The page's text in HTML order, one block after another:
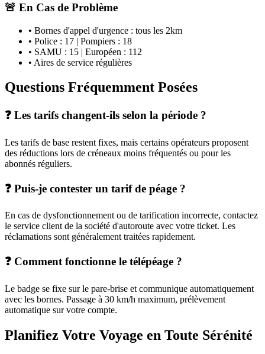
🚨 En Cas de Problème
• Bornes d'appel d'urgence : tous les 2km
• Police : 17 | Pompiers : 18
• SAMU : 15 | Européen : 112
• Aires de service régulières
Questions Fréquemment Posées
❓ Les tarifs changent-ils selon la période ?
Les tarifs de base restent fixes, mais certains opérateurs proposent
des réductions lors de créneaux moins fréquentés ou pour les
abonnés réguliers.
❓ Puis-je contester un tarif de péage ?
En cas de dysfonctionnement ou de tarification incorrecte, contactez
le service client de la société d'autoroute avec votre ticket. Les
réclamations sont généralement traitées rapidement.
❓ Comment fonctionne le télépéage ?
Le badge se fixe sur le pare-brise et communique automatiquement
avec les bornes. Passage à 30 km/h maximum, prélèvement
automatique sur votre compte.
Planifiez Votre Voyage en Toute Sérénité